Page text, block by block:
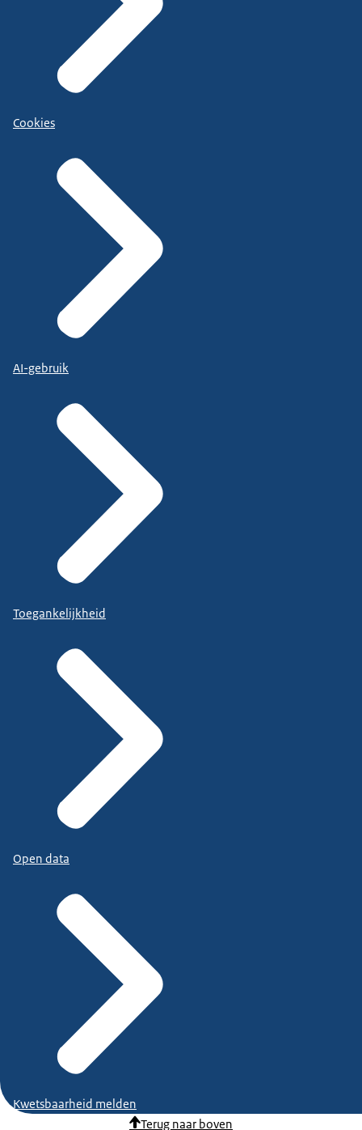
Cookies
AI-gebruik
Toegankelijkheid
Open data
Kwetsbaarheid melden
Terug naar boven